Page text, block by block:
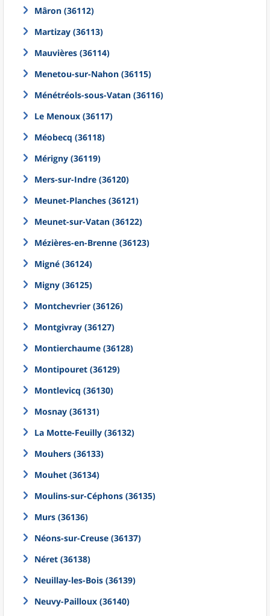
Mâron (36112)
Martizay (36113)
Mauvières (36114)
Menetou-sur-Nahon (36115)
Ménétréols-sous-Vatan (36116)
Le Menoux (36117)
Méobecq (36118)
Mérigny (36119)
Mers-sur-Indre (36120)
Meunet-Planches (36121)
Meunet-sur-Vatan (36122)
Mézières-en-Brenne (36123)
Migné (36124)
Migny (36125)
Montchevrier (36126)
Montgivray (36127)
Montierchaume (36128)
Montipouret (36129)
Montlevicq (36130)
Mosnay (36131)
La Motte-Feuilly (36132)
Mouhers (36133)
Mouhet (36134)
Moulins-sur-Céphons (36135)
Murs (36136)
Néons-sur-Creuse (36137)
Néret (36138)
Neuillay-les-Bois (36139)
Neuvy-Pailloux (36140)